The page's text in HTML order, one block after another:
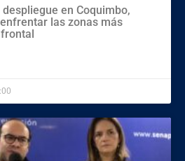
en Coquimbo,
las zonas más